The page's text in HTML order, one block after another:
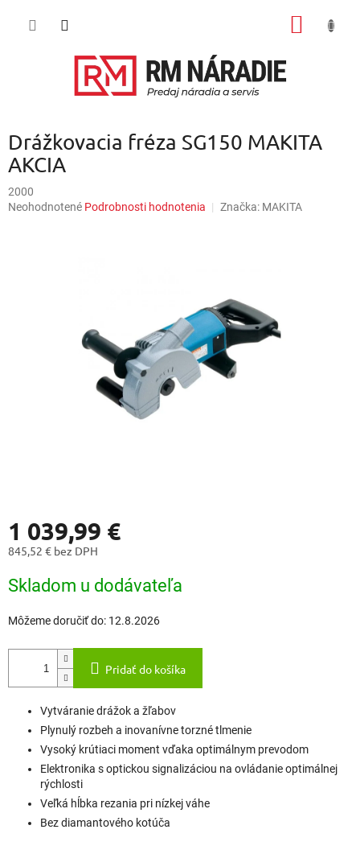
Drážkovacia fréza SG150 MAKITA
AKCIA
2000
Priemerné
Neohodnotené Podrobnosti hodnotenia Značka: MAKITA
1 039,99 €
845,52 € bez DPH
cena:
Skladom u dodávateľa
Môžeme doručiť do: 12.8.2026
Pridať do košíka
Vytváranie drážok a žľabov
Plynulý rozbeh a inovanívne torzné tlmenie
Vysoký krútiaci moment vďaka optimálnym prevodom
Elektronika s optickou signalizáciou na ovládanie optimálnej
rýchlosti
Veľká hĺbka rezania pri nízkej váhe
Bez diamantového kotúča